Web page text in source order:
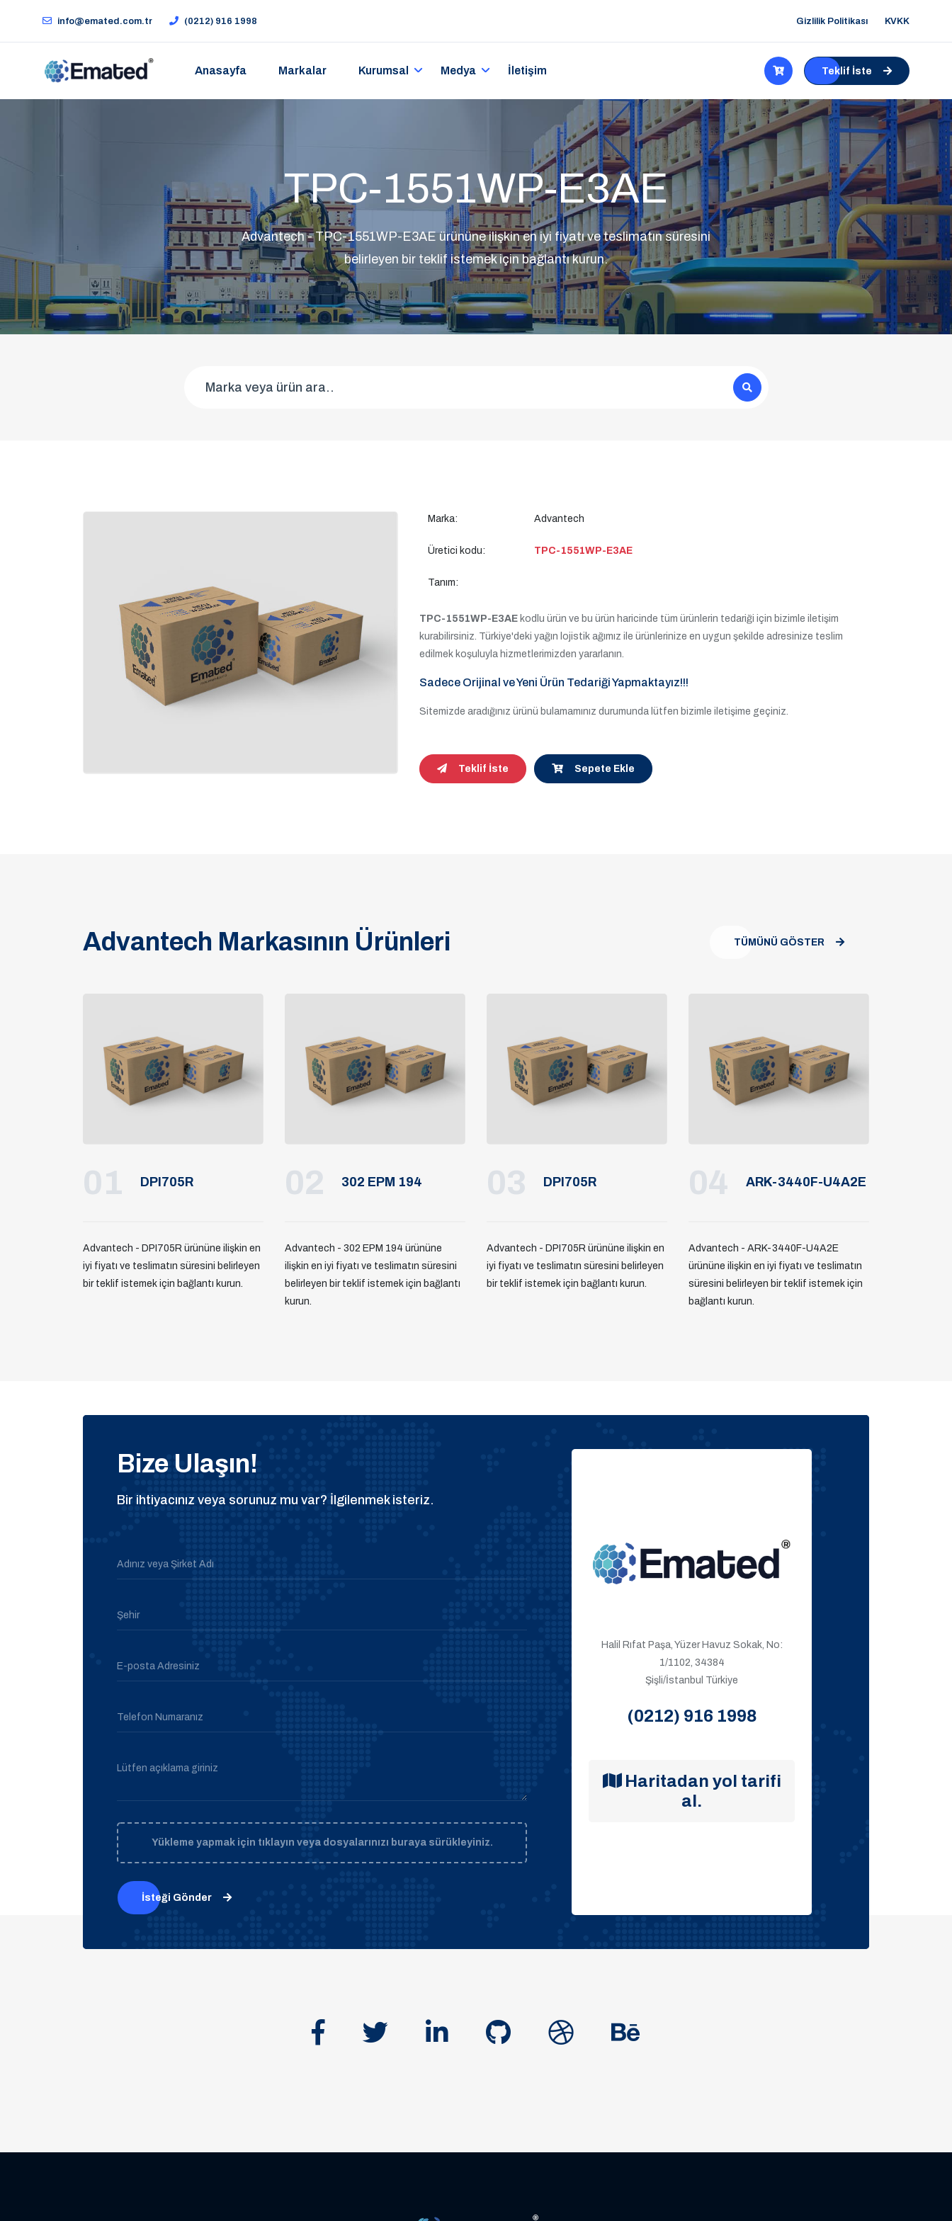
info@emated.com.tr (0212) 916 1998 Gizlilik Politikası KVKK
Anasayfa Markalar Kurumsal Medya İletişim Teklif İste
TPC-1551WP-E3AE
Advantech - TPC-1551WP-E3AE ürününe ilişkin en iyi fiyatı ve teslimatın süresini
belirleyen bir teklif istemek için bağlantı kurun.
Marka: Advantech
Üretici kodu: TPC-1551WP-E3AE
Tanım:
TPC-1551WP-E3AE kodlu ürün ve bu ürün haricinde tüm ürünlerin tedariği için bizimle iletişim
kurabilirsiniz. Türkiye'deki yağın lojistik ağımız ile ürünlerinize en uygun şekilde adresinize teslim
edilmek koşuluyla hizmetlerimizden yararlanın.
Sadece Orijinal ve Yeni Ürün Tedariği Yapmaktayız!!!
Sitemizde aradığınız ürünü bulamamınız durumunda lütfen bizimle iletişime geçiniz.
Teklif İste Sepete Ekle
Advantech Markasının Ürünleri TÜMÜNÜ GÖSTER
01 DPI705R
Advantech - DPI705R ürününe ilişkin en
iyi fiyatı ve teslimatın süresini belirleyen
bir teklif istemek için bağlantı kurun.
02 302 EPM 194
Advantech - 302 EPM 194 ürününe
ilişkin en iyi fiyatı ve teslimatın süresini
belirleyen bir teklif istemek için bağlantı
kurun.
03 DPI705R
Advantech - DPI705R ürününe ilişkin en
iyi fiyatı ve teslimatın süresini belirleyen
bir teklif istemek için bağlantı kurun.
04 ARK-3440F-U4A2E
Advantech - ARK-3440F-U4A2E
ürününe ilişkin en iyi fiyatı ve teslimatın
süresini belirleyen bir teklif istemek için
bağlantı kurun.
Bize Ulaşın!
Bir ihtiyacınız veya sorunuz mu var? İlgilenmek isteriz.
Adınız veya Şirket Adı
Şehir
E-posta Adresiniz
Telefon Numaranız
Lütfen açıklama giriniz
Yükleme yapmak için tıklayın veya dosyalarınızı buraya sürükleyiniz.
İsteği Gönder
Halil Rıfat Paşa, Yüzer Havuz Sokak, No:
1/1102, 34384
Şişli/İstanbul Türkiye
(0212) 916 1998
Haritadan yol tarifi
al.